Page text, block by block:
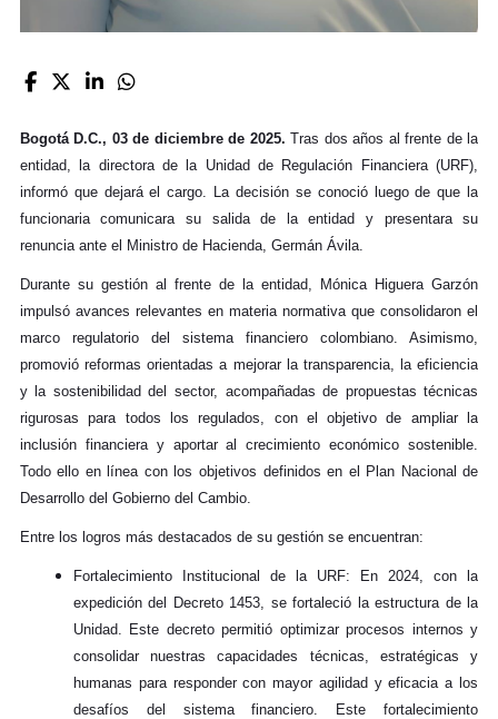
Bogotá D.C., 03 de diciembre de 2025.Tras dos años al frente de la
entidad, la directora de la Unidad de Regulación Financiera (URF),
informó que dejará el cargo. La decisión se conoció luego de que la
funcionaria comunicara su salida de la entidad y presentara su
renuncia ante el Ministro de Hacienda, Germán Ávila.
Durante su gestión al frente de la entidad, Mónica Higuera Garzón
impulsó avances relevantes en materia normativa que consolidaron el
marco regulatorio del sistema financiero colombiano. Asimismo,
promovió reformas orientadas a mejorar la transparencia, la eficiencia
y la sostenibilidad del sector, acompañadas de propuestas técnicas
rigurosas para todos los regulados, con el objetivo de ampliar la
inclusión financiera y aportar al crecimiento económico sostenible.
Todo ello en línea con los objetivos definidos en el Plan Nacional de
Desarrollo del Gobierno del Cambio.
Entre los logros más destacados de su gestión se encuentran:
Fortalecimiento Institucional de la URF: En 2024, con la
expedición del Decreto 1453, se fortaleció la estructura de la
Unidad. Este decreto permitió optimizar procesos internos y
consolidar nuestras capacidades técnicas, estratégicas y
humanas para responder con mayor agilidad y eficacia a los
desafíos del sistema financiero. Este fortalecimiento